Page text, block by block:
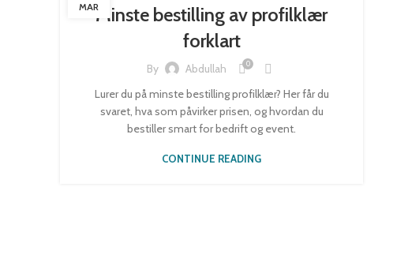
MARMinste bestilling av profilklær
forklart
By Abdullah 0
Lurer du på minste bestilling profilklær? Her får du
svaret, hva som påvirker prisen, og hvordan du
bestiller smart for bedrift og event.
CONTINUE READING